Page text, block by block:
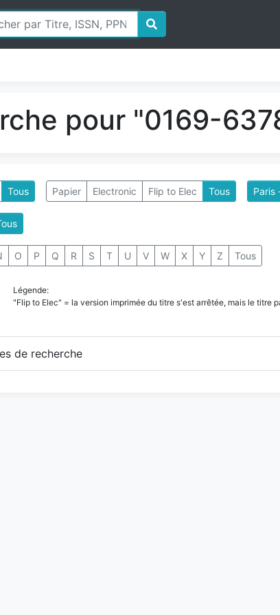
pour "0169-
Tous Papier Electronic Flip to Elec Tous Paris
O P Q R S T U V W X Y Z Tous
Légende:
"Flip to Elec" = la version imprimée du titre s'est arrêtée, mais le titre
de recherche